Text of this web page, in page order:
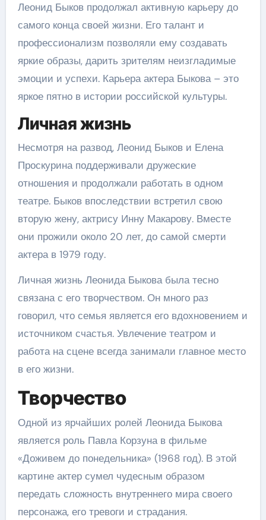
Леонид Быков продолжал активную карьеру до
самого конца своей жизни. Его талант и
профессионализм позволяли ему создавать
яркие образы, дарить зрителям неизгладимые
эмоции и успехи. Карьера актера Быкова – это
яркое пятно в истории российской культуры.
Личная жизнь
Несмотря на развод, Леонид Быков и Елена
Проскурина поддерживали дружеские
отношения и продолжали работать в одном
театре. Быков впоследствии встретил свою
вторую жену, актрису Инну Макарову. Вместе
они прожили около 20 лет, до самой смерти
актера в 1979 году.
Личная жизнь Леонида Быкова была тесно
связана с его творчеством. Он много раз
говорил, что семья является его вдохновением и
источником счастья. Увлечение театром и
работа на сцене всегда занимали главное место
в его жизни.
Творчество
Одной из ярчайших ролей Леонида Быкова
является роль Павла Корзуна в фильме
«Доживем до понедельника» (1968 год). В этой
картине актер сумел чудесным образом
передать сложность внутреннего мира своего
персонажа, его тревоги и страдания.